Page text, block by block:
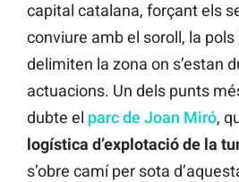
capital catalana, forçant els
conviure amb el soroll, la
delimiten la zona on s’estan
actuacions. Un dels punts
dubte el parc de Joan Miró,
logística d’explotació de la
s’obre camí per sota